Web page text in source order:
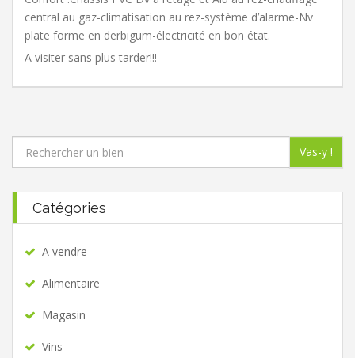
central au gaz-climatisation au rez-système d’alarme-Nv
plate forme en derbigum-électricité en bon état.
A visiter sans plus tarder!!!
Vas-y !
Catégories
A vendre
Alimentaire
Magasin
Vins